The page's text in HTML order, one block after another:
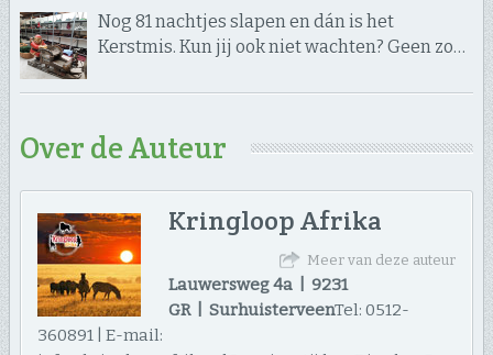
Nog 81 nachtjes slapen en dán is het
Kerstmis. Kun jij ook niet wachten? Geen zo…
Over de Auteur
Kringloop Afrika
Meer van deze auteur
Lauwersweg 4a | 9231
GR | SurhuisterveenTel: 0512-
360891 | E-mail: